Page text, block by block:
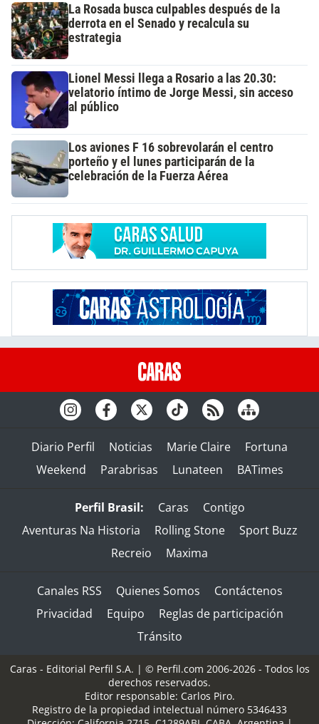
La Rosada busca culpables después de la
derrota en el Senado y recalcula su
estrategia
Lionel Messi llega a Rosario a las 20.30:
velatorio íntimo de Jorge Messi, sin acceso
al público
Los aviones F 16 sobrevolarán el centro
porteño y el lunes participarán de la
celebración de la Fuerza Aérea
Diario Perfil Noticias Marie Claire
Fortuna
Weekend
Parabrisas Lunateen BATimes
Perfil Brasil: Caras
Contigo
Aventuras Na Historia
Rolling Stone
Sport Buzz
Recreio
Maxima
Canales RSS Quienes Somos
Contáctenos
Privacidad
Equipo
Reglas de participación
Tránsito
Caras - Editorial Perfil S.A. | © Perfil.com 2006-2026 - Todos los
derechos reservados.
Editor responsable: Carlos Piro.
Registro de la propiedad intelectual número 5346433